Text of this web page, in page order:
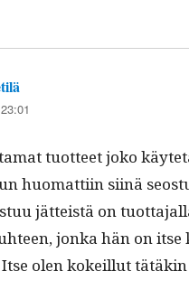
tuot­teet joko
huo­mat­ti­in siinä
jät­teistä on
jon­ka hän on
olen kokeil­lut